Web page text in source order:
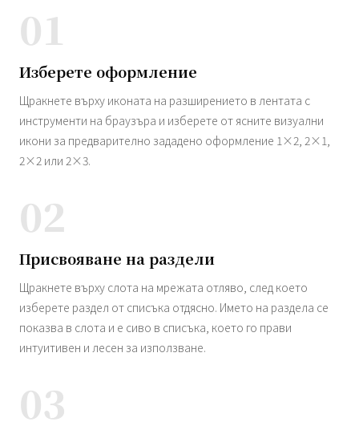
01
Изберете оформление
Щракнете върху иконата на разширението в лентата с
инструменти на браузъра и изберете от ясните визуални
икони за предварително зададено оформление 1×2, 2×1,
2×2 или 2×3.
02
Присвояване на раздели
Щракнете върху слота на мрежата отляво, след което
изберете раздел от списъка отдясно. Името на раздела се
показва в слота и е сиво в списъка, което го прави
интуитивен и лесен за използване.
03